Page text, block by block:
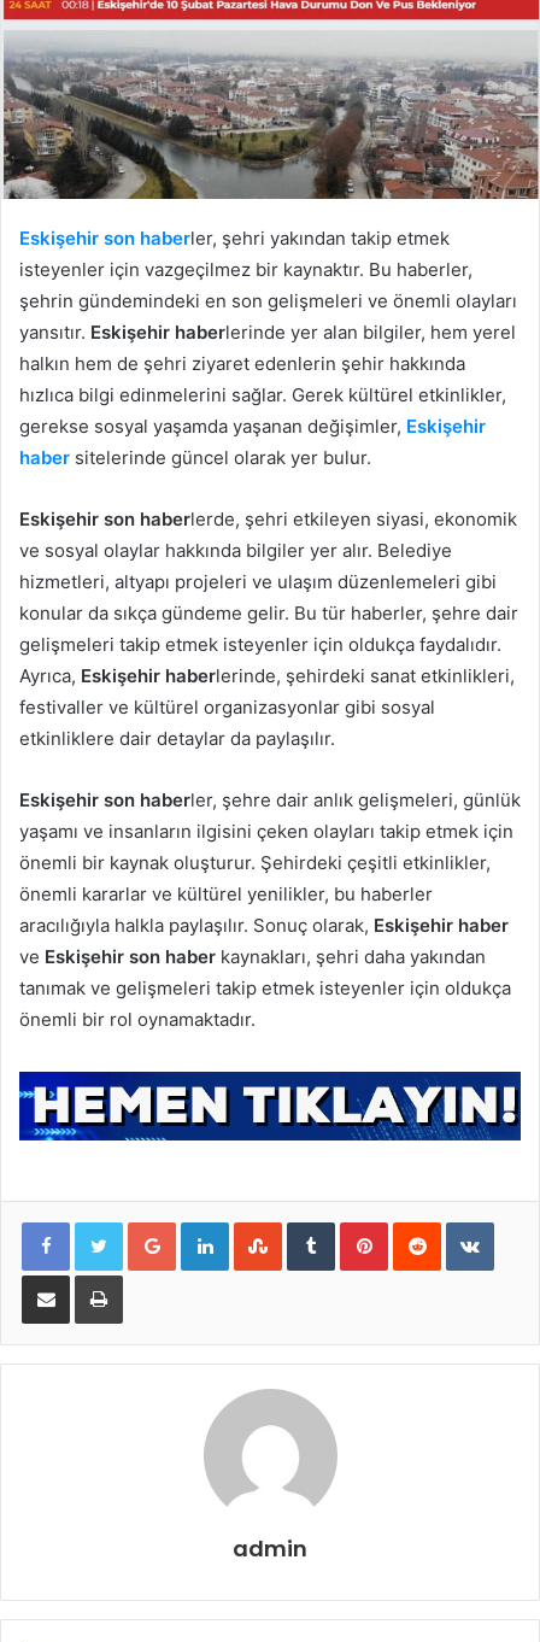
Eskişehir son haberler, şehri yakından takip etmek
isteyenler için vazgeçilmez bir kaynaktır. Bu haberler,
şehrin gündemindeki en son gelişmeleri ve önemli olayları
yansıtır. Eskişehir haberlerinde yer alan bilgiler, hem yerel
halkın hem de şehri ziyaret edenlerin şehir hakkında
hızlıca bilgi edinmelerini sağlar. Gerek kültürel etkinlikler,
gerekse sosyal yaşamda yaşanan değişimler, Eskişehir
haber sitelerinde güncel olarak yer bulur.
Eskişehir son haberlerde, şehri etkileyen siyasi, ekonomik
ve sosyal olaylar hakkında bilgiler yer alır. Belediye
hizmetleri, altyapı projeleri ve ulaşım düzenlemeleri gibi
konular da sıkça gündeme gelir. Bu tür haberler, şehre dair
gelişmeleri takip etmek isteyenler için oldukça faydalıdır.
Ayrıca, Eskişehir haberlerinde, şehirdeki sanat etkinlikleri,
festivaller ve kültürel organizasyonlar gibi sosyal
etkinliklere dair detaylar da paylaşılır.
Eskişehir son haberler, şehre dair anlık gelişmeleri, günlük
yaşamı ve insanların ilgisini çeken olayları takip etmek için
önemli bir kaynak oluşturur. Şehirdeki çeşitli etkinlikler,
önemli kararlar ve kültürel yenilikler, bu haberler
aracılığıyla halkla paylaşılır. Sonuç olarak, Eskişehir haber
ve Eskişehir son haber kaynakları, şehri daha yakından
tanımak ve gelişmeleri takip etmek isteyenler için oldukça
önemli bir rol oynamaktadır.
Google+ LinkedIn StumbleUpon Tumblr Pinterest Reddit
E-Posta ile paylaş Yazdır
admin